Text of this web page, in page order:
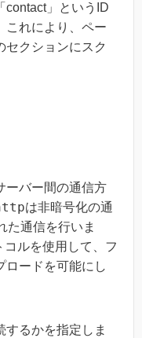
contact」というID
これにより、ペー
セクションにスク
ーバー間の通信方
は非暗号化の通
た通信を行いま
ルを使用して、フ
ロードを可能にし
するかを指定しま